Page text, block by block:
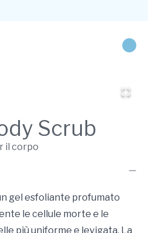
Scrub
il corpo
gel esfoliante profumato
le cellule morte e le
più uniforme e levigata. La